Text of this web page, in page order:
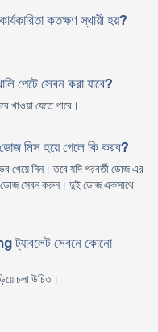
কতক্ষণ স্থায়ী হয়?
পেটে সেবন করা যাবে?
খাওয়া যেতে পারে।
মিস হয়ে গেলে কি করব?
খেয়ে নিন। তবে যদি পরবর্তী ডোজ এর
ডোজ সেবন করুন। দুই ডোজ একসাথে
সেবনে কোনো
চলা উচিত।